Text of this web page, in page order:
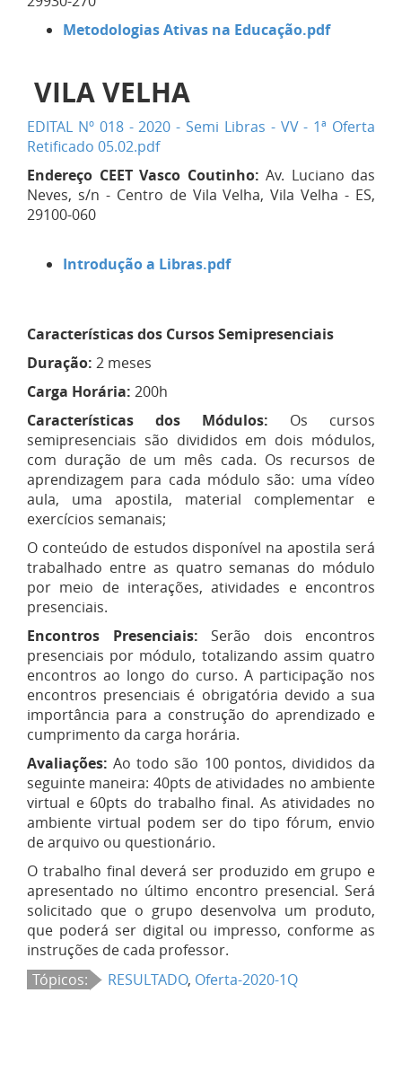
Metodologias Ativas na Educação.pdf
VILA VELHA
EDITAL Nº 018 - 2020 - Semi Libras - VV - 1ª Oferta
Retificado 05.02.pdf
Endereço CEET Vasco Coutinho: Av. Luciano das
Neves, s/n - Centro de Vila Velha, Vila Velha - ES,
29100-060
Introdução a Libras.pdf
Características dos Cursos Semipresenciais
Duração: 2 meses
Carga Horária: 200h
Características dos Módulos: Os cursos
semipresenciais são divididos em dois módulos,
com duração de um mês cada. Os recursos de
aprendizagem para cada módulo são: uma vídeo
aula, uma apostila, material complementar e
exercícios semanais;
O conteúdo de estudos disponível na apostila será
trabalhado entre as quatro semanas do módulo
por meio de interações, atividades e encontros
presenciais.
Encontros Presenciais:
Serão dois encontros
presenciais por módulo, totalizando assim quatro
encontros ao longo do curso. A participação nos
encontros presenciais é obrigatória devido a sua
importância para a construção do aprendizado e
cumprimento da carga horária.
Avaliações: Ao todo são 100 pontos, divididos da
seguinte maneira: 40pts de atividades no ambiente
virtual e 60pts do trabalho final. As atividades no
ambiente virtual podem ser do tipo fórum, envio
de arquivo ou questionário.
O trabalho final deverá ser produzido em grupo e
apresentado no último encontro presencial. Será
solicitado que o grupo desenvolva um produto,
que poderá ser digital ou impresso, conforme as
instruções de cada professor.
Tópicos:
RESULTADO, Oferta-2020-1Q